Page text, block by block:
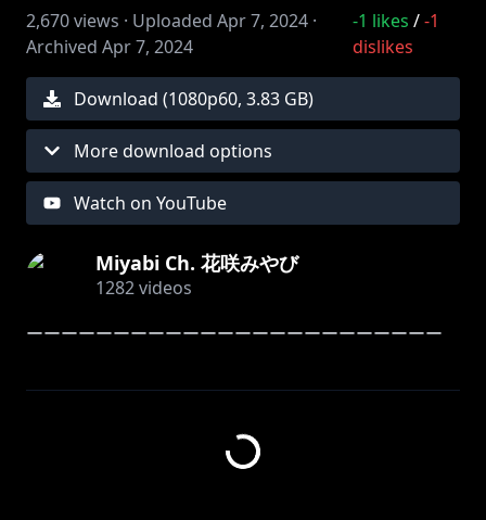
2,670views · Uploaded Apr 7, 2024 ·
Archived Apr 7, 2024
-1 likes /-1
dislikes
Download (1080p60, 3.83 GB)
More download options
Watch on YouTube
Miyabi Ch. 花咲みやび
1282videos
ーーーーーーーーーーーーーーーーーーーーーーーー